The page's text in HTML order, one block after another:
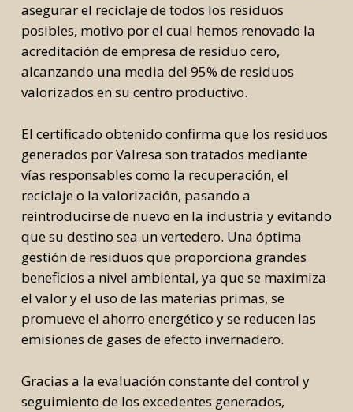
asegurar el reciclaje de todos los residuos
posibles, motivo por el cual hemos renovado la
acreditación de empresa de residuo cero,
alcanzando una media del 95% de residuos
valorizados en su centro productivo.
El certificado obtenido confirma que los residuos
generados por Valresa son tratados mediante
vías responsables como la recuperación, el
reciclaje o la valorización, pasando a
reintroducirse de nuevo en la industria y evitando
que su destino sea un vertedero. Una óptima
gestión de residuos que proporciona grandes
beneficios a nivel ambiental, ya que se maximiza
el valor y el uso de las materias primas, se
promueve el ahorro energético y se reducen las
emisiones de gases de efecto invernadero.
Gracias a la evaluación constante del control y
seguimiento de los excedentes generados,